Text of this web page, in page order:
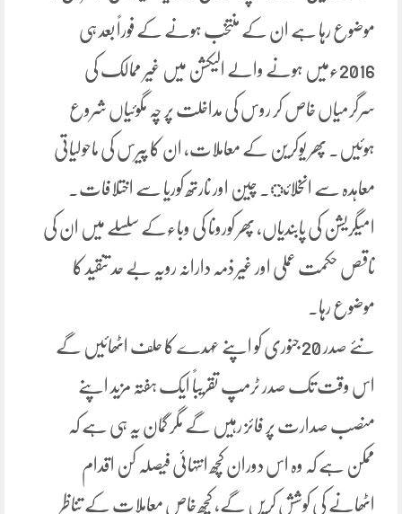
موضوع رہا ہے ان کے منتخب ہونے کے فوراً بعد ہی
2016ءمیں ہونے والے الیکشن میں غیر ممالک کی
سرگرمیاں خاص کر روس کی مداخلت پر چہ مگوئیاں شروع
ہوئیں۔ پھر یوکرین کے معاملات، ان کا پیرس کی ماحولیاتی
معاہدہ سے انخلائ۔ چین اور نارتھ کوریا سے اختلافات۔
امیگریشن کی پابندیاں، پھر کورونا کی وباءکے سلسلے میں ان کی
ناقص حکمت عملی اور غیر ذمہ دارانہ رویہ بے حد تنقید کا
موضوع رہا۔
نئے صدر 20 جنوری کو اپنے عہدے کا حلف اٹھائیں گے
اس وقت تک صدر ٹرمپ تقریباً ایک ہفتہ مزید اپنے
منصب صدارت پر فائز رہیں گے مگر گمان یہ ہی ہے کہ
ممکن ہے کہ وہ اس دوران کچھ انتہائی فیصلہ کن اقدام
اٹھانے کی کوشش کریں گے، کچھ خاص معاملات کے تناظر